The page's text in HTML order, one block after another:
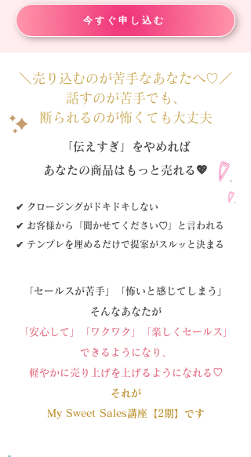
今すぐ申し込む
＼売り込むのが苦手なあなたへ♡／
話すのが苦手でも、
​断られるのが怖くても大丈夫
「伝えすぎ」をやめれば
​あなたの商品はもっと売れる💖
✔ クロージングがドキドキしない
✔ お客様から「聞かせてください♡」と言われる
✔ テンプレを埋めるだけで提案がスルッと決まる
「​セールスが苦手」「怖いと感じてしまう」
そんなあなたが
「安心して」「ワクワク」「楽しくセールス」
できるようになり、
軽やかに売り上げを上げるようになれる♡
​それが
My Sweet Sales講座【2期】です